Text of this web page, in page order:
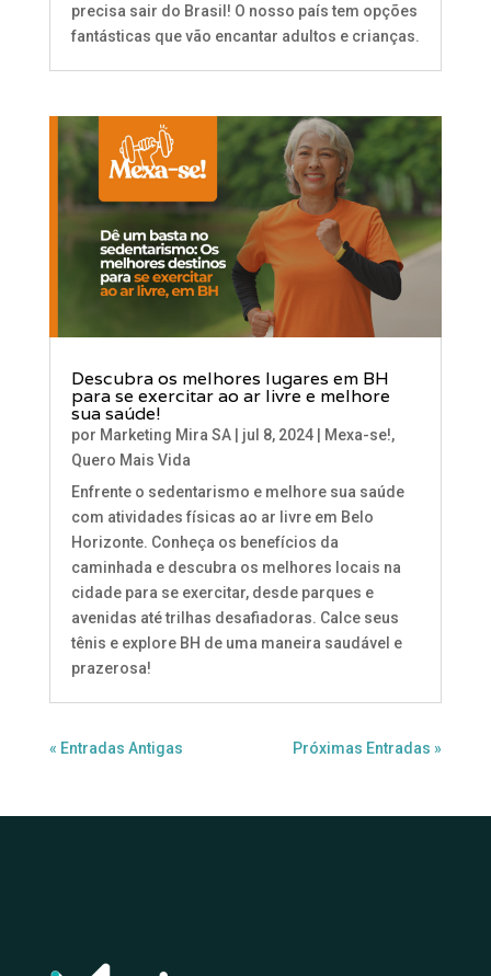
precisa sair do Brasil! O nosso país tem opções
fantásticas que vão encantar adultos e crianças.
Descubra os melhores lugares em BH
para se exercitar ao ar livre e melhore
sua saúde!
por Marketing Mira SA| jul 8, 2024| Mexa-se!,
Quero Mais Vida
Enfrente o sedentarismo e melhore sua saúde
com atividades físicas ao ar livre em Belo
Horizonte. Conheça os benefícios da
caminhada e descubra os melhores locais na
cidade para se exercitar, desde parques e
avenidas até trilhas desafiadoras. Calce seus
tênis e explore BH de uma maneira saudável e
prazerosa!
« Entradas Antigas Próximas Entradas »